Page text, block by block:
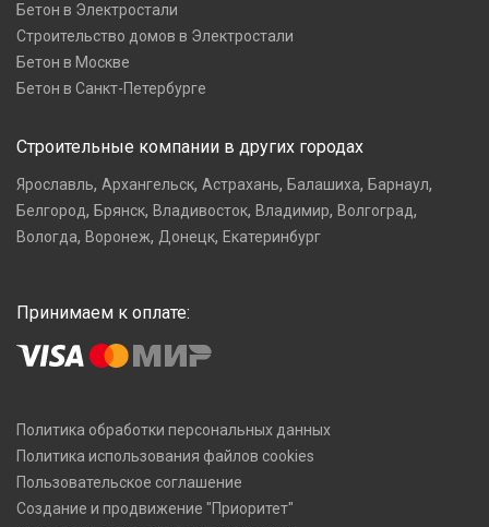
Бетон в Электростали
Строительство домов в Электростали
Бетон в Москве
Бетон в Санкт-Петербурге
Строительные компании в других городах
Ярославль, Архангельск, Астрахань, Балашиха, Барнаул,
Белгород, Брянск, Владивосток, Владимир, Волгоград,
Вологда, Воронеж, Донецк, Екатеринбург
Принимаем к оплате:
Политика обработки персональных данных
Политика использования файлов cookies
Пользовательское соглашение
Создание и продвижение "Приоритет"